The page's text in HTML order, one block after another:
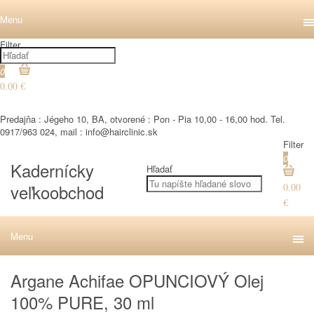
Menu
Filter
0
0.00 €
Predajňa : Jégeho 10, BA, otvorené : Pon - Pia 10,00 - 16,00 hod. Tel.
0917/963 024, mail : info@hairclinic.sk
Kadernícky
veľkoobchod
Hľadať
Filter
0
0.00
€
Menu
Argane Achifae OPUNCIOVÝ Olej
100% PURE, 30 ml